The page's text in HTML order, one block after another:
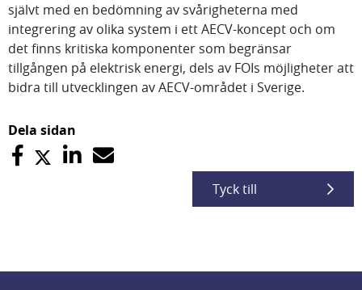
självt med en bedömning av svårigheterna med
integrering av olika system i ett AECV-koncept och om
det finns kritiska komponenter som begränsar
tillgången på elektrisk energi, dels av FOIs möjligheter att
bidra till utvecklingen av AECV-området i Sverige.
Dela sidan
Tyck till